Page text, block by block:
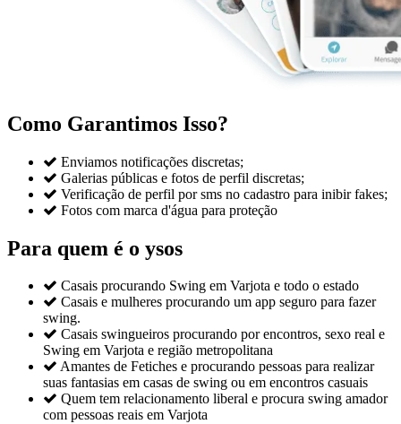
Como Garantimos Isso?
 Enviamos notificações discretas;
 Galerias públicas e fotos de perfil discretas;
 Verificação de perfil por sms no cadastro para inibir fakes;
 Fotos com marca d'água para proteção
Para quem é o ysos
 Casais procurando Swing em Varjota e todo o estado
 Casais e mulheres procurando um app seguro para fazer
swing.
 Casais swingueiros procurando por encontros, sexo real e
Swing em Varjota e região metropolitana
 Amantes de Fetiches e procurando pessoas para realizar
suas fantasias em casas de swing ou em encontros casuais
 Quem tem relacionamento liberal e procura swing amador
com pessoas reais em Varjota